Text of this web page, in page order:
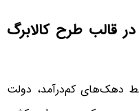
قالب طرح کالابرگ
دهک‌های کم‌درآمد، دولت